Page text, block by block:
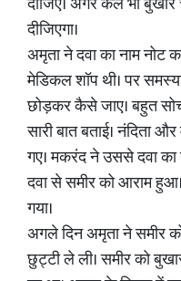
दीजिएगा।
अमृता ने दवा का नाम नोट
मेडिकल शॉप थी। पर
छोड़कर कैसे जाए। बहुत
सारी बात बताई।
गए। मकरंद ने उससे दवा
दवा से समीर को आराम
गया।
अगले दिन अमृता ने समीर
छुट्टी ले ली। समीर को